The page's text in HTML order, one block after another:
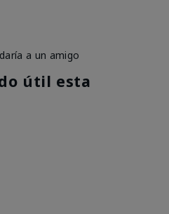
a un amigo
útil esta